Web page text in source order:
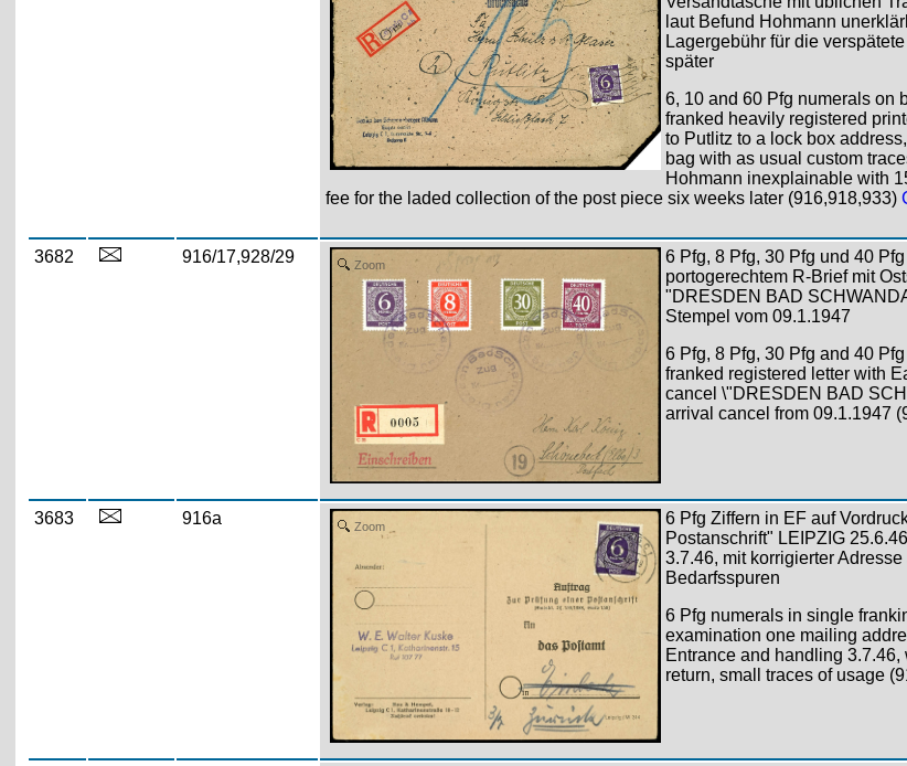
laut Befund Hohmann
Lagergebühr für die
später
6, 10 and 60 Pfg numerals on
franked heavily registered
to Putlitz to a lock box
bag with as usual custom
Hohmann inexplainable with
fee for the laded collection of the post piece six weeks later (916,918,933)
3682 916/17,928/29 Zoom
6 Pfg, 8 Pfg, 30 Pfg und 40
portogerechtem R-Brief mit
"DRESDEN BAD
Stempel vom 09.1.1947
6 Pfg, 8 Pfg, 30 Pfg and 40
franked registered letter with
cancel \"DRESDEN BAD
arrival cancel from 09.1.1947
3683 916a Zoom
6 Pfg Ziffern in EF auf
Postanschrift" LEIPZIG
3.7.46, mit korrigierter
Bedarfsspuren
6 Pfg numerals in single
examination one mailing
Entrance and handling
return, small traces of usage